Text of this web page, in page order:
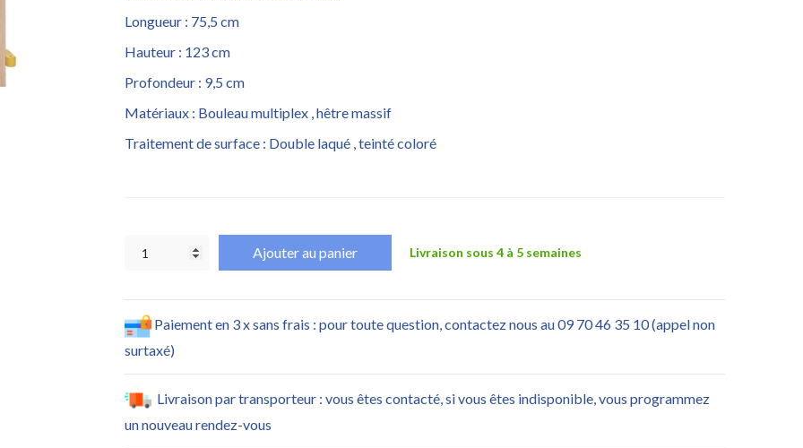
Longueur : 75,5 cm
Hauteur : 123 cm
Profondeur : 9,5 cm
Matériaux : Bouleau multiplex , hêtre massif
Traitement de surface : Double laqué , teinté coloré
Ajouter au panier Livraison sous 4 à 5 semaines
Paiement en 3 x sans frais : pour toute question, contactez nous au 09 70 46 35 10 (appel non
surtaxé)
Livraison par transporteur : vous êtes contacté, si vous êtes indisponible, vous programmez
un nouveau rendez-vous